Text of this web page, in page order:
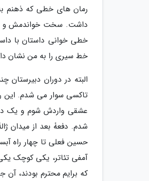
رمان های خطی که ذهنم
داشت. سخت خواندمش و
خطی خوانی داستان با
خط سیری را به من نشان
البته در دوران دبیرستان
تاکسی سوار می شدم. این
عشقی واردش شوم و یک
شدم. دفعۀ بعد از میدان
حسین فعلی تا چهار راه
آمفی تئاتر، یکی کوچک
که برایم محترم بودند،